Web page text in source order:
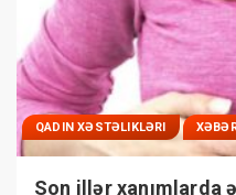
QADIN XƏSTƏLIKLƏRI
Son illər xanımlarda